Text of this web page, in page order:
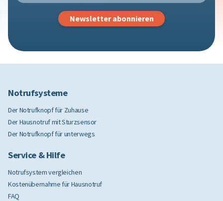
Notrufsysteme
Der Notrufknopf für Zuhause
Der Hausnotruf mit Sturzsensor
Der Notrufknopf für unterwegs
Service & Hilfe
Notrufsystem vergleichen
Kostenübernahme für Hausnotruf
FAQ